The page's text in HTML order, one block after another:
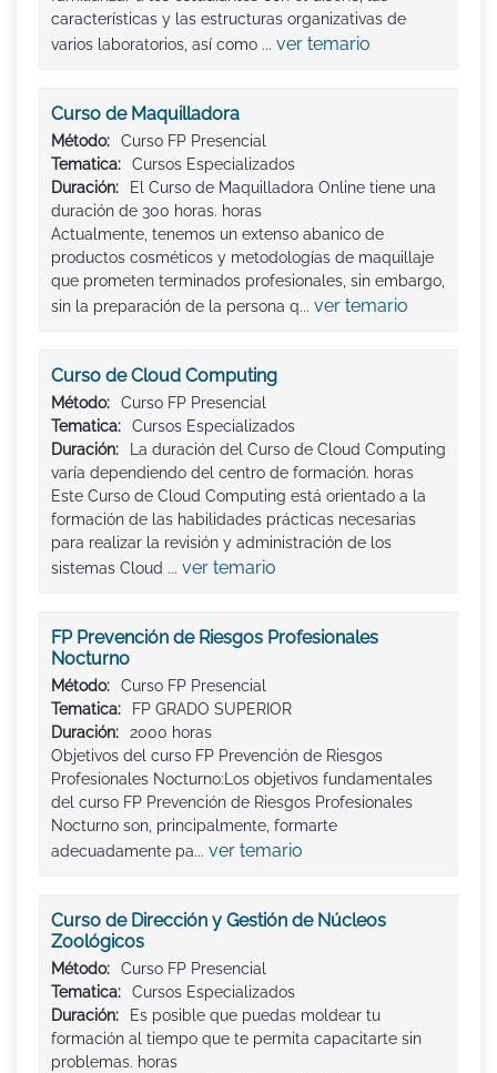
características y las estructuras organizativas de
varios laboratorios, así como ... ver temario
Curso de Maquilladora
Método:
Curso FP Presencial
Tematica:
Cursos Especializados
Duración:
El Curso de Maquilladora Online tiene una
duración de 300 horas. horas
Actualmente, tenemos un extenso abanico de
productos cosméticos y metodologías de maquillaje
que prometen terminados profesionales, sin embargo,
sin la preparación de la persona q... ver temario
Curso de Cloud Computing
Método:
Curso FP Presencial
Tematica:
Cursos Especializados
Duración:
La duración del Curso de Cloud Computing
varía dependiendo del centro de formación. horas
Este Curso de Cloud Computing está orientado a la
formación de las habilidades prácticas necesarias
para realizar la revisión y administración de los
sistemas Cloud ... ver temario
FP Prevención de Riesgos Profesionales
Nocturno
Método:
Curso FP Presencial
Tematica:
FP GRADO SUPERIOR
Duración:
2000 horas
Objetivos del curso FP Prevención de Riesgos
Profesionales Nocturno:Los objetivos fundamentales
del curso FP Prevención de Riesgos Profesionales
Nocturno son, principalmente, formarte
adecuadamente pa... ver temario
Curso de Dirección y Gestión de Núcleos
Zoológicos
Método:
Curso FP Presencial
Tematica:
Cursos Especializados
Duración:
Es posible que puedas moldear tu
formación al tiempo que te permita capacitarte sin
problemas. horas